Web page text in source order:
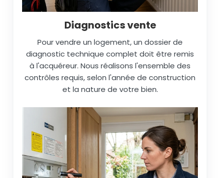
Diagnostics vente
Pour vendre un logement, un dossier de
diagnostic technique complet doit être remis
à l'acquéreur. Nous réalisons l'ensemble des
contrôles requis, selon l'année de construction
et la nature de votre bien.